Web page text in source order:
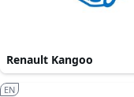
Renault Kangoo
EN